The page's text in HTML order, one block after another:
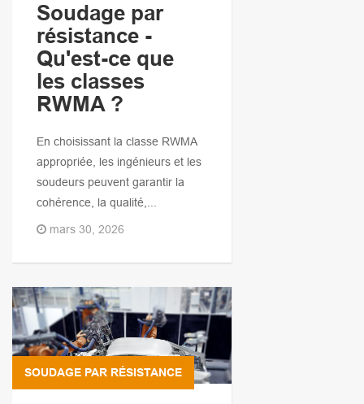
Soudage par
résistance -
Qu'est-ce que
les classes
RWMA ?
En choisissant la classe RWMA
appropriée, les ingénieurs et les
soudeurs peuvent garantir la
cohérence, la qualité,...
mars 30, 2026
SOUDAGE PAR RÉSISTANCE